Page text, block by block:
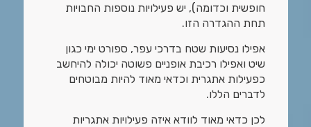
חופשית וכדומה), יש פעילויות נוספות החבויות
תחת ההגדרה הזו.
אפילו נסיעות שטח בדרכי עפר, ספורט ימי כגון
שיט ואפילו רכיבת אופניים פשוטה יכולה להיחשב
כפעילות אתגרית וכדאי מאוד להיות מבוטחים
לדברים הללו.
לכן כדאי מאוד לוודא איזה פעילויות אתגריות